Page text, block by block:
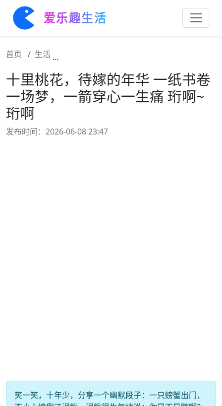
爱乐趣生活
首页 生活
十里桃花，待嫁的年华 一纸书卷
一场梦，一箭穿心一生痛 珩啊~
珩啊
发布时间：2026-06-08 23:47
笑一笑，十年少，分享一个幽默段子：一只螃蟹出门，